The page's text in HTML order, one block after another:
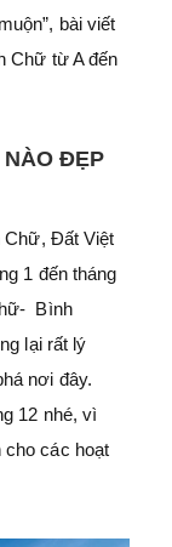
bài viết
Chữ từ A đến
ĐẸP
Chữ, Đất Việt
1 đến tháng
Bình
lại rất lý
nơi đây.
12 nhé, vì
cho các hoạt